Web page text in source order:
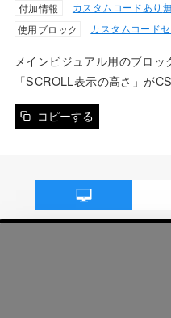
付加情報
カスタムコードあり
使用ブロック
カスタムコード
メインビジュアル用のブロッ
「SCROLL表示の高さ」が
コピーする